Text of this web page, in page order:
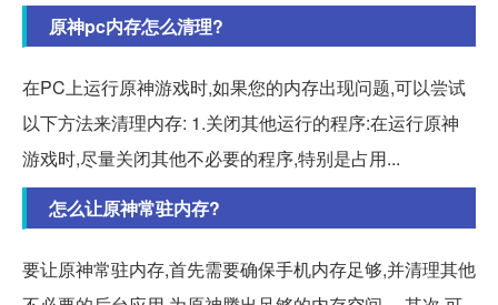
原神pc内存怎么清理?
在PC上运行原神游戏时,如果您的内存出现问题,可以尝试
以下方法来清理内存: 1.关闭其他运行的程序:在运行原神
游戏时,尽量关闭其他不必要的程序,特别是占用...
怎么让原神常驻内存?
要让原神常驻内存,首先需要确保手机内存足够,并清理其他